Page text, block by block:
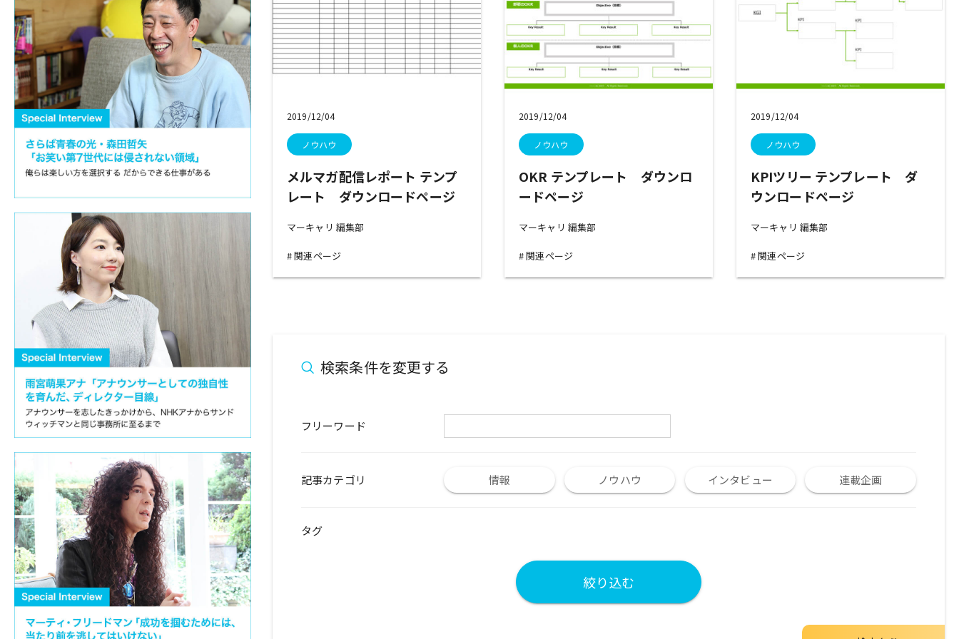
2019/12/04
ノウハウ
メルマガ配信レポート テンプ
レート ダウンロードページ
マーキャリ 編集部
関連ページ
2019/12/04
ノウハウ
OKR テンプレート ダウンロ
ードページ
マーキャリ 編集部
関連ページ
2019/12/04
ノウハウ
KPIツリー テンプレート ダ
ウンロードページ
マーキャリ 編集部
関連ページ
検索条件を変更する
フリーワード
記事カテゴリ 情報 ノウハウ インタビュー 連載企画
タグ
絞り込む